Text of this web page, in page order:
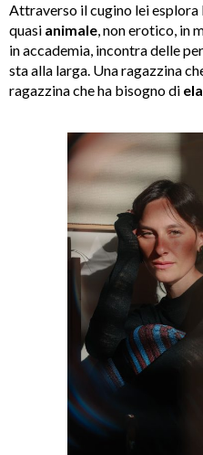
Attraverso il cugino lei esplora
quasi animale, non erotico, in
in accademia, incontra delle
sta alla larga. Una ragazzina
ragazzina che ha bisogno di